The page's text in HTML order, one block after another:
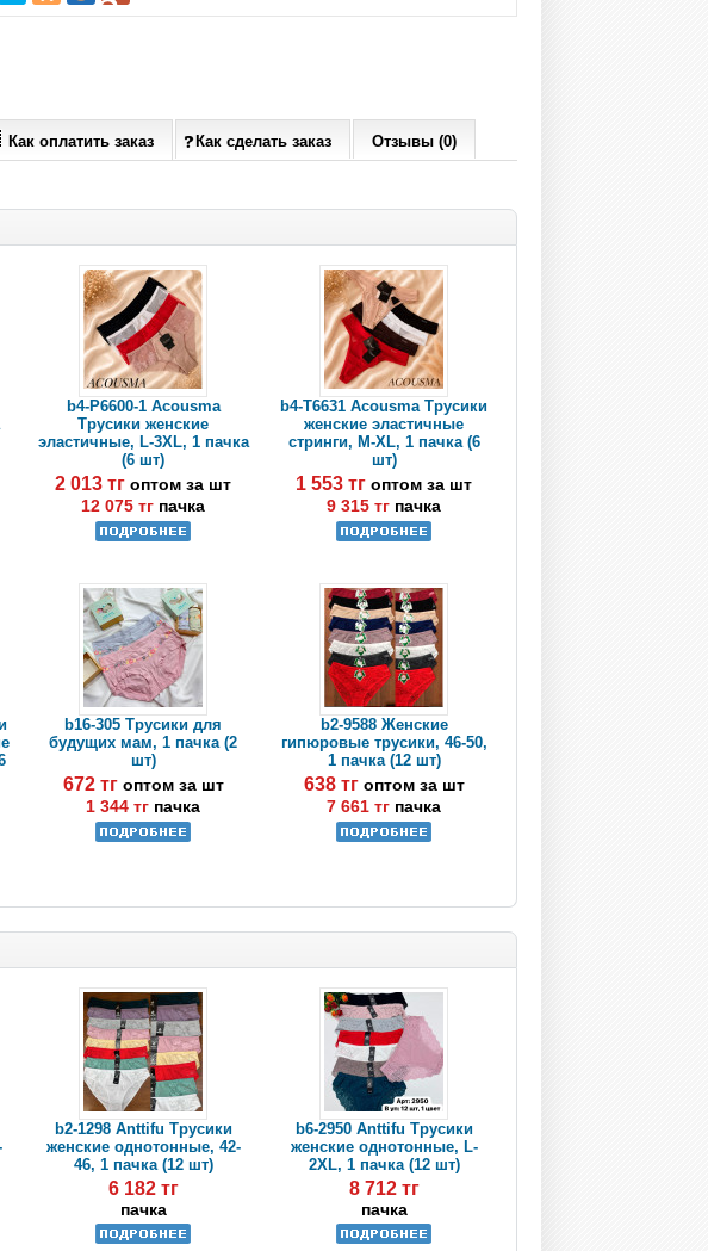
Как оплатить заказ Как сделать заказ Отзывы (0)
b4-P6600-1 Acousma
Трусики женские
эластичные, L-3XL, 1 пачка
(6 шт)
2 013 тгоптом за шт
12 075 тг пачка
b4-T6631 Acousma Трусики
женские эластичные
стринги, M-XL, 1 пачка (6
шт)
1 553 тгоптом за шт
9 315 тг пачка
b16-305 Трусики для
будущих мам, 1 пачка (2
шт)
672 тг оптом за шт
1 344 тг пачка
b2-9588 Женские
гипюровые трусики, 46-50,
1 пачка (12 шт)
638 тг оптом за шт
7 661 тг пачка
b2-1298 Anttifu Трусики
женские однотонные, 42-
46, 1 пачка (12 шт)
6 182 тг
пачка
b6-2950 Anttifu Трусики
женские однотонные, L-
2XL, 1 пачка (12 шт)
8 712 тг
пачка